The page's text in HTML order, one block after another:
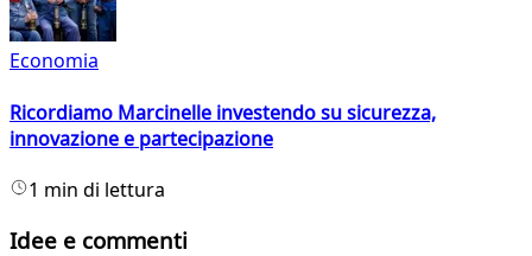
Economia
Ricordiamo Marcinelle investendo su sicurezza,
innovazione e partecipazione
1 min di lettura
Idee e commenti